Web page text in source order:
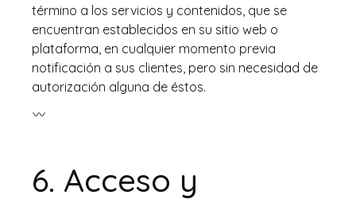
término a los servicios y contenidos, que se
encuentran establecidos en su sitio web o
plataforma, en cualquier momento previa
notificación a sus clientes, pero sin necesidad de
autorización alguna de éstos.
6. Acceso y